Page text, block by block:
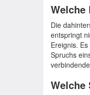
Welche
Die
entspringt
Ereignis.
Spruchs
Welche